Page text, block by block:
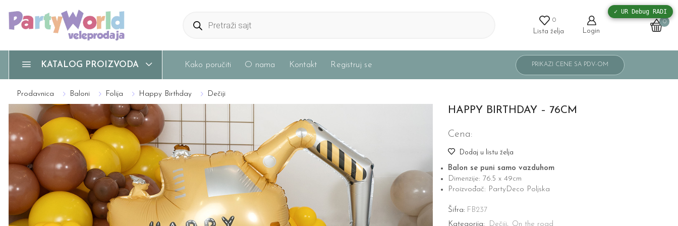
search
0
Lista želja Login
0
KATALOG PROIZVODA Kako poručiti O nama Kontakt Registruj se
Prodavnica Baloni Folija Happy Birthday Dečiji
HAPPY BIRTHDAY – 76CM
Cena:
Dodaj u listu želja
Balon se puni samo vazduhom
Dimenzije: 76.5 x 49cm
Proizvođač: PartyDeco Poljska
Šifra: FB237
Kategorija:
Dečiji, On the road
✓ UR Debug RADI